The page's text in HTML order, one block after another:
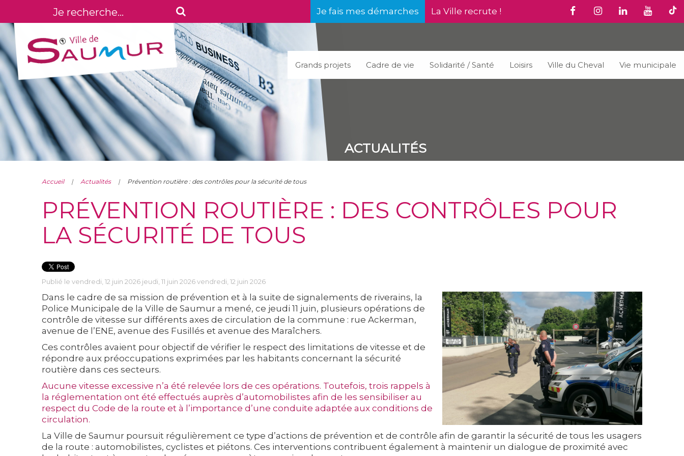
Je fais mes démarches La Ville recrute !
Grands projets Cadre de vie Solidarité / Santé Loisirs Ville du Cheval Vie municipale
ACTUALITÉS
Accueil Actualités Prévention routière : des contrôles pour la sécurité de tous
PRÉVENTION ROUTIÈRE : DES CONTRÔLES POUR
LA SÉCURITÉ DE TOUS
Publié le vendredi, 12 juin 2026 jeudi, 11 juin 2026 vendredi, 12 juin 2026
Dans le cadre de sa mission de prévention et à la suite de signalements de riverains, la
Police Municipale de la Ville de Saumur a mené, ce jeudi 11 juin, plusieurs opérations de
contrôle de vitesse sur différents axes de circulation de la commune : rue Ackerman,
avenue de l’ENE, avenue des Fusillés et avenue des Maraîchers.
Ces contrôles avaient pour objectif de vérifier le respect des limitations de vitesse et de
répondre aux préoccupations exprimées par les habitants concernant la sécurité
routière dans ces secteurs.
Aucune vitesse excessive n’a été relevée lors de ces opérations. Toutefois, trois rappels à
la réglementation ont été effectués auprès d’automobilistes afin de les sensibiliser au
respect du Code de la route et à l’importance d’une conduite adaptée aux conditions de
circulation.
La Ville de Saumur poursuit régulièrement ce type d’actions de prévention et de contrôle afin de garantir la sécurité de tous les usagers
de la route : automobilistes, cyclistes et piétons. Ces interventions contribuent également à maintenir un dialogue de proximité avec